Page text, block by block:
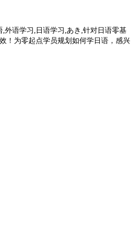
外语学习,日语学习,あき,针对日语零基
！为零起点学员规划如何学日语，感兴